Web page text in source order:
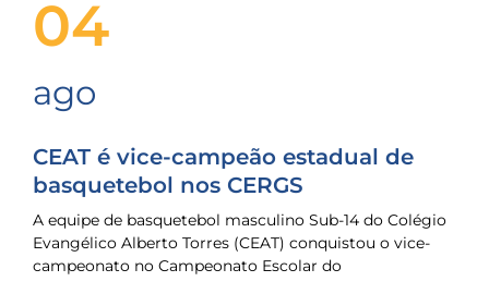
04
ago
CEAT é vice-campeão estadual de
basquetebol nos CERGS
A equipe de basquetebol masculino Sub-14 do Colégio
Evangélico Alberto Torres (CEAT) conquistou o vice-
campeonato no Campeonato Escolar do